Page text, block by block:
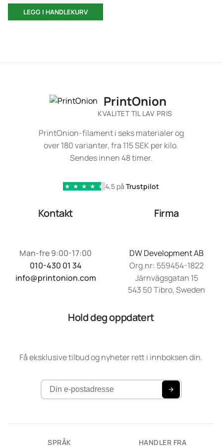
LEGG I HANDLEKURV
PrintOnion
KVALITET TIL LAV PRIS
PrintOnion-filament i seks materialer og
over 180 varianter, fra 115 SEK per kilo.
Sendes innen 48 timer.
★ ★ ★ ★ ★ 4,5 på Trustpilot
Kontakt
Man-fre 9:00-17:00
010-430 01 34
info@printonion.com
Firma
DW Development AB
Org.nr: 559454-1822
Järnvägsgatan 15
543 50 Tibro, Sweden
Hold deg oppdatert
Få eksklusive tilbud og nyheter rett i innboksen din.
SPRÅK HANDLER FRA